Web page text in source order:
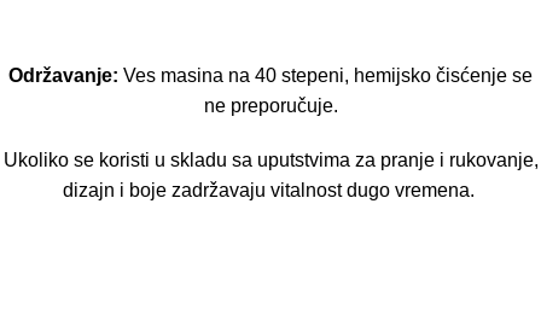
Održavanje: Ves masina na 40 stepeni, hemijsko čisćenje se
ne preporučuje.
Ukoliko se koristi u skladu sa uputstvima za pranje i rukovanje,
dizajn i boje zadržavaju vitalnost dugo vremena.